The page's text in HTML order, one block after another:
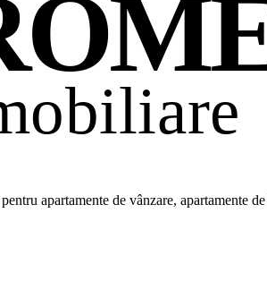
apartamente de vânzare, apartamente